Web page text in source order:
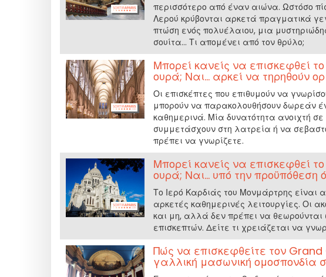
περισσότερο από έναν αιώνα. Ωστόσο
Λερού κρύβονται αρκετά πραγματικά
πτώση ενός πολυέλαιου, μια
σουίτα... Τι απομένει από τον θρύλο;
Μπορεί κανείς να επισκεφθεί
ουρά; Ναι... αρκεί να τηρηθούν
Οι επισκέπτες που επιθυμούν να
μπορούν να παρακολουθήσουν δωρεάν
καθημερινά. Μία δυνατότητα ανοιχτή
συμμετάσχουν στη λατρεία ή να
πρέπει να γνωρίζετε.
Μπορεί κανείς να επισκεφθεί
ουρά; Ναι... υπό την προϋπόθεση
Το Ιερό Καρδιάς του Μονμάρτρης είναι
αρκετές καθημερινές λειτουργίες. Οι
και μη, αλλά δεν πρέπει να
επισκεπτών. Δείτε τι χρειάζεται να
Πώς να επισκεφθείτε τον
γαλλική μασωνική ομοσπονδία